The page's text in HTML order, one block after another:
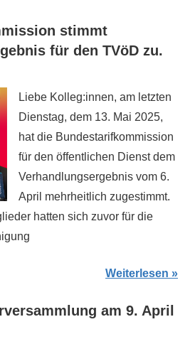
stimmt
für den TVöD zu.
Liebe Kolleg:innen, am letzten
Dienstag, dem 13. Mai 2025,
hat die Bundestarifkommission
für den öffentlichen Dienst dem
Verhandlungsergebnis vom 6.
April mehrheitlich zugestimmt.
hatten sich zuvor für die
Weiterlesen
am 9. April